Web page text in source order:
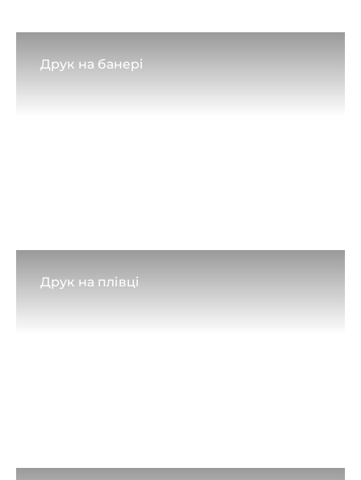
Друк на банері
Друк на плівці